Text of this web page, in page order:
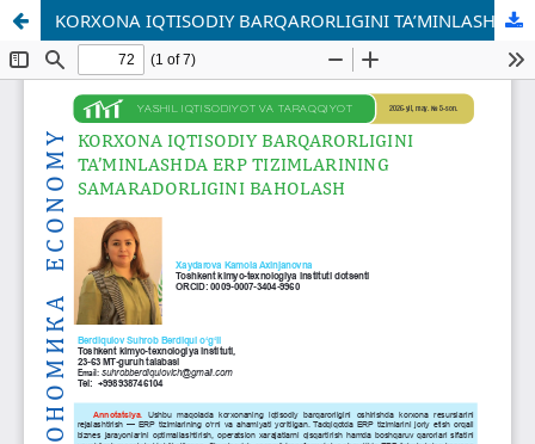
KORXONA IQTISODIY BARQARORLIGINI TA’MINLASHDA ERP TIZIMLARINING SAMARADORLIGINI BAHOLASH